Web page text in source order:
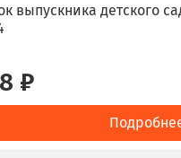
выпускника детского
₽